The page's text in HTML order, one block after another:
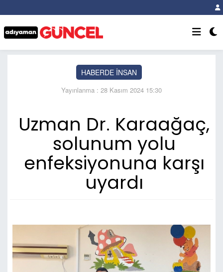
HABERDE İNSAN
Yayınlanma : 28 Kasım 2024 15:30
Uzman Dr. Karaağaç,
solunum yolu
enfeksiyonuna karşı
uyardı